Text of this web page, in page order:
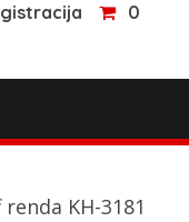
0
KH-3181